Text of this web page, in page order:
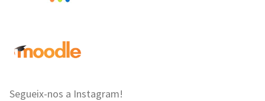
Segueix-nos a Instagram!